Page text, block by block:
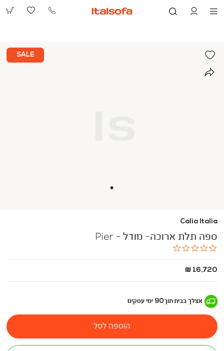
073-
Calia Italia
ספה תלת ארוכה- מודל - Pier
החל
16,720 ₪
אצלך בביתתוך90 ימי עסקים
הוספה לסל
SALE